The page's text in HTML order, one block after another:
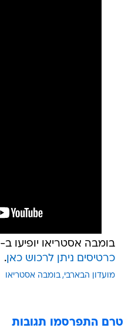
בומבה אסטריאו יופיעו ב-23 ביולי בבארבי תל אביב.
כרטיסים ניתן לרכוש כאן.
מועדון הבארבי בומבה אסטריאו
טרם התפרסמו תגובות